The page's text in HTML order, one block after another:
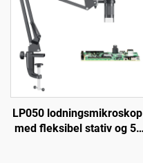
LP050 lodningsmikroskop
med fleksibel stativ og 5-